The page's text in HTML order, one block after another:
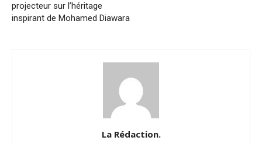
projecteur sur l’héritage
inspirant de Mohamed Diawara
La Rédaction.